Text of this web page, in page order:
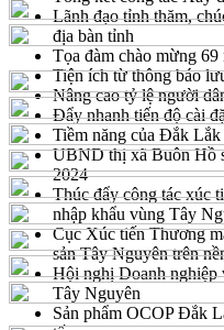
Lãnh đạo tỉnh thăm,
địa bàn tỉnh
Tọa đàm chào mừng
Tiện ích từ thông báo
Nâng cao tỷ lệ người
Đẩy nhanh tiến độ cài
Tiềm năng của Đắk Lắk
UBND thị xã Buôn Hồ
2024
Thúc đẩy công tác xúc
nhập khẩu vùng Tây
Cục Xúc tiến Thương
sản Tây Nguyên trên
Hội nghị Doanh
Tây Nguyên
Sản phẩm OCOP Đắk